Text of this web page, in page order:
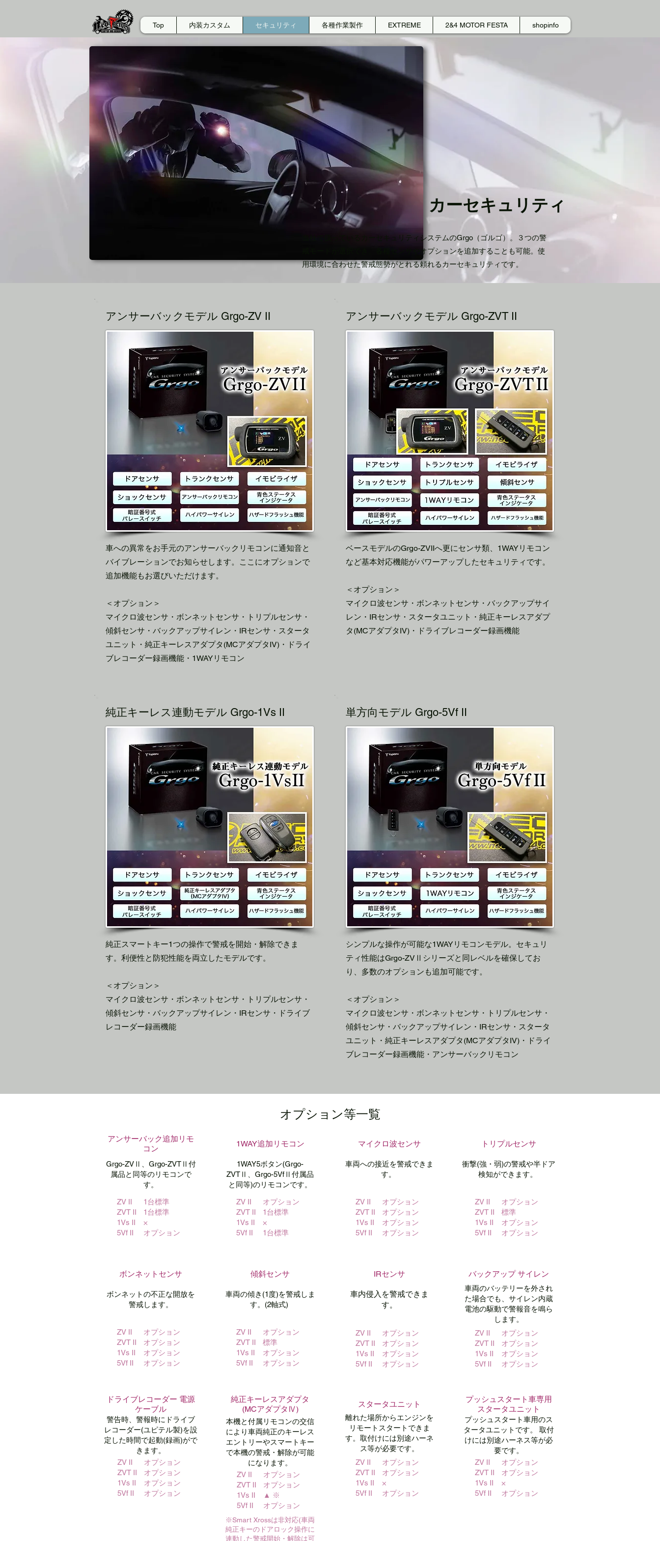
Top 内装カスタム セキュリティ 各種作業製作 EXTREME 2&4 MOTOR FESTA shopinfo
当社で扱っているカーセキュリティシステムのGrgo（ゴルゴ）。３つの警
戒モードが選択でき、各種センサやオプションを追加することも可能。使
用環境に合わせた警戒態勢がとれる頼れるカーセキュリティです。
カーセキュリティ
アンサーバックモデル Grgo-ZV II
車への異常をお手元のアンサーバックリモコンに通知音と
バイブレーションでお知らせします。​ここにオプションで
追加機能もお選びいただけます。 ​
＜オプション＞
マイクロ波センサ・ボンネットセンサ・トリプルセンサ・
傾斜センサ・バックアップサイレン・IRセンサ・スタータ
ユニット・純正キーレスアダプタ(MCアダプタIV)・ドライ
ブレコーダー録画機能・1WAYリモコン
アンサーバックモデル Grgo-ZVT II
​ベースモデルのGrgo-ZVIIへ更にセンサ類、1WAYリモコン
など基本対応機能がパワーアップしたセキュリティです。
＜オプション＞
マイクロ波センサ・ボンネットセンサ・バックアップサイ
レン・IRセンサ・スタータユニット・純正キーレスアダプ
タ(MCアダプタIV)・ドライブレコーダー録画機能
純正キーレス連動モデル Grgo-1Vs II
純正スマートキー1つの操作で警戒を開始・解除できま
す。利便性と防犯性能を両立したモデルです。
＜オプション＞
マイクロ波センサ・ボンネットセンサ・トリプルセンサ・
傾斜センサ・バックアップサイレン・IRセンサ・ドライブ
レコーダー録画機能
単方向モデル Grgo-5Vf II
シンプルな操作が可能な1WAYリモコンモデル。セキュリ
ティ性能はGrgo-ZVⅡシリーズと同レベルを確保してお
り、多数のオプションも追加可能です。
＜オプション＞
マイクロ波センサ・ボンネットセンサ・トリプルセンサ・
傾斜センサ・バックアップサイレン・IRセンサ・スタータ
ユニット・純正キーレスアダプタ(MCアダプタIV)・ドライ
ブレコーダー録画機能・アンサーバックリモコン​
オプション等一覧
アンサーバック​追加リモ
コン
Grgo-ZVⅡ、 Grgo-ZVTⅡ付
属品と 同等のリモコンで
す。
ZV II
ZVT II
1Vs II
5Vf II
1台標準
1台標準
×
オプション
1WAY​追加リモコン
1WAY5ボタン(Grgo-
ZVTⅡ、 Grgo-5VfⅡ付属品
と 同等)のリモコンです。
ZV II
ZVT II
1Vs II
5Vf II
オプション
1台標準
×
1台標準
マイクロ波センサ
車両への接近を警戒できま
す。 ​
ZV II
ZVT II
1Vs II
5Vf II
オプション
オプション
オプション
オプション
トリプルセンサ
衝撃(強・弱)の警戒や半ドア
検知ができます。
ZV II
ZVT II
1Vs II
5Vf II
オプション
標準
オプション
オプション
ボンネットセンサ
ボンネットの不正な開放を
警戒します。
ZV II
ZVT II
1Vs II
5Vf II
オプション
オプション
オプション
オプション
傾斜​センサ
車両の傾き(1度)を警戒しま
す。(2軸式)
ZV II
ZVT II
1Vs II
5Vf II
オプション
標準
オプション
オプション
IRセンサ
車内侵入を警戒できま
す。
ZV II
ZVT II
1Vs II
5Vf II
オプション
オプション
オプション
オプション
バックアップ サイレン
車両のバッテリーを外され
た場合でも、サイレン内蔵
電池の駆動で警報音を鳴ら
します。
ZV II
ZVT II
1Vs II
5Vf II
オプション
オプション
オプション
オプション
ドライブレコーダー 電源
ケーブル
警告時、警報時にドライブ
レコーダー(ユピテル製)を設
定した時間で起動(録画)がで
きます。
ZV II
ZVT II
1Vs II
5Vf II
オプション
オプション
オプション
オプション
純正キーレスアダプタ
(MCアダプタⅣ)
本機と付属リモコンの交信
により車両純正のキーレス
エントリーやスマートキー
で本機の警戒・解除が可能
になります。
ZV II
ZVT II
1Vs II
5Vf II
オプション
オプション
▲ ※
オプション
​※Smart Xrossは非対応(車両
純正キーのドアロック操作に
連動した警戒開始・解除は可
スタータユニット
離れた場所からエンジンを
リモートスタートできま
す。取付けには別途ハーネ
ス等が必要です。
ZV II
ZVT II
1Vs II
5Vf II
オプション
オプション
×
オプション
プッシュスタート車専用
スタータユニット
プッシュスタート車用のス
タータユニットです。 取付
けには別途ハーネス等が必
要です。
ZV II
ZVT II
1Vs II
5Vf II
オプション
オプション
×
オプション